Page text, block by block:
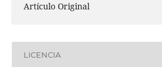
Artículo Original
LICENCIA